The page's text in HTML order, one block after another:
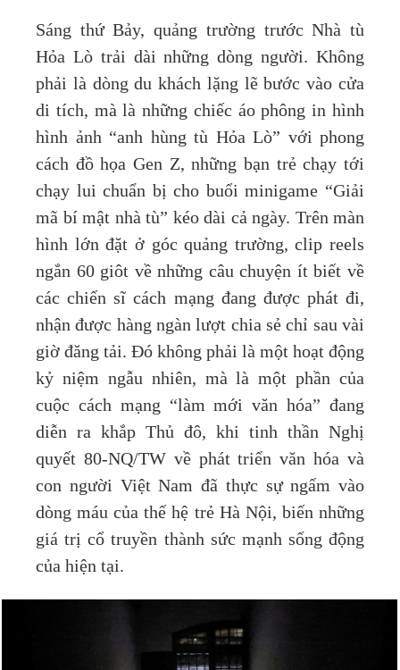
Sáng thứ Bảy, quảng trường trước Nhà tù
Hỏa Lò trải dài những dòng người. Không
phải là dòng du khách lặng lẽ bước vào cửa
di tích, mà là những chiếc áo phông in hình
hình ảnh “anh hùng tù Hỏa Lò” với phong
cách đồ họa Gen Z, những bạn trẻ chạy tới
chạy lui chuẩn bị cho buổi minigame “Giải
mã bí mật nhà tù” kéo dài cả ngày. Trên màn
hình lớn đặt ở góc quảng trường, clip reels
ngắn 60 giôt về những câu chuyện ít biết về
các chiến sĩ cách mạng đang được phát đi,
nhận được hàng ngàn lượt chia sẻ chỉ sau vài
giờ đăng tải. Đó không phải là một hoạt động
kỷ niệm ngẫu nhiên, mà là một phần của
cuộc cách mạng “làm mới văn hóa” đang
diễn ra khắp Thủ đô, khi tinh thần Nghị
quyết 80-NQ/TW về phát triển văn hóa và
con người Việt Nam đã thực sự ngấm vào
dòng máu của thế hệ trẻ Hà Nội, biến những
giá trị cổ truyền thành sức mạnh sống động
của hiện tại.